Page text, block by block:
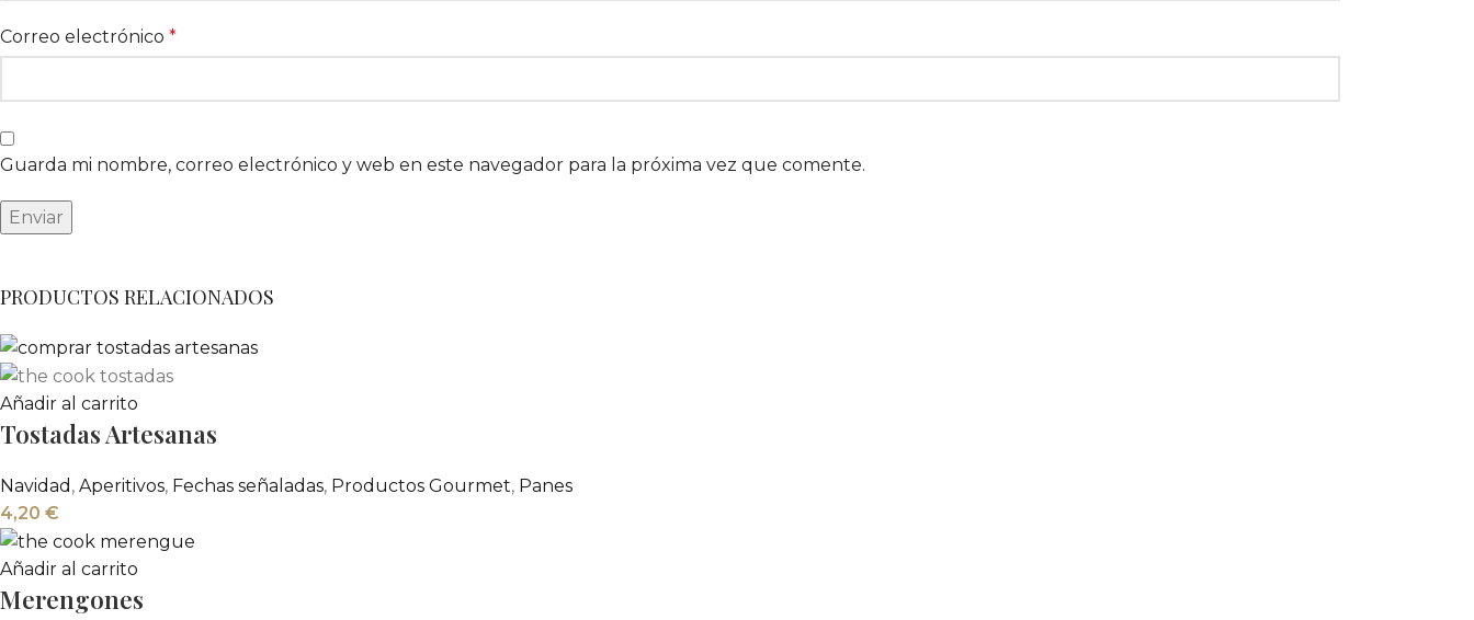
Correo electrónico *
Guarda mi nombre, correo electrónico y web en este navegador para la próxima vez que comente.
PRODUCTOS RELACIONADOS
Añadir al carrito
Tostadas Artesanas
Navidad , Aperitivos, Fechas señaladas, Productos Gourmet, Panes
4,20 €
Añadir al carrito
Merengones